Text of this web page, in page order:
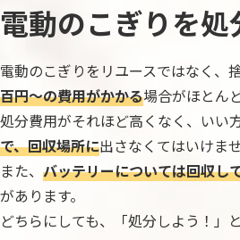
電動のこぎりを
電動のこぎりをリユースではなく、
百円～の費用がかかる場合がほとん
処分費用がそれほど高くなく、いい
で、回収場所に出さなくてはいけませ
また、 バッテリーについては回収し
があります。
どちらにしても、「処分しよう！」